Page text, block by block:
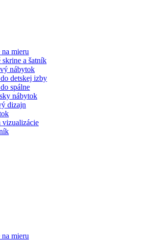
mieru
skrine a šatník
nábytok
detskej izby
spálne
nábytok
dizajn
vizualizácie
mieru